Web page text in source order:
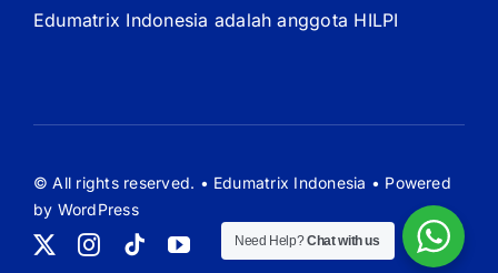
Edumatrix Indonesia adalah anggota HILPI
© All rights reserved. • Edumatrix Indonesia • Powered
by WordPress
Need Help?Chat with us